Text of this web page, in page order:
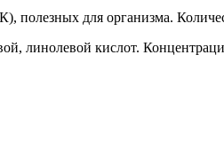
для организма.
линолевой кислот.